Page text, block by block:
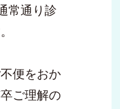
常通り診
便をおか
ご理解の